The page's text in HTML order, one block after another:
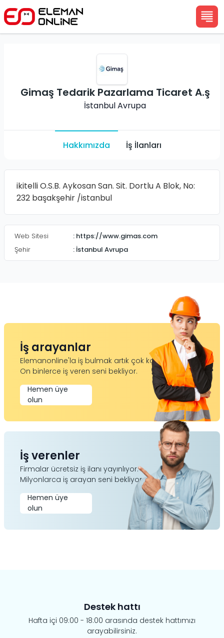
Gimaş Tedarik Pazarlama Ticaret A.ş
İstanbul Avrupa
Hakkımızda İş İlanları
ikitelli O.S.B. Aykosan San. Sit. Dortlu A Blok, No:
232 başakşehir /istanbul
Web Sitesi : https://www.gimas.com
Şehir
: İstanbul Avrupa
İş arayanlar
Elemanonline'la iş bulmak artık çok kolay.
On binlerce iş veren seni bekliyor.
Hemen üye
olun
İş verenler
Firmalar ücretsiz iş ilanı yayınlıyor.
Milyonlarca iş arayan seni bekliyor.
Hemen üye
olun
Destek hattı
Hafta içi 09:00 - 18:00 arasında destek hattımızı
arayabilirsiniz.